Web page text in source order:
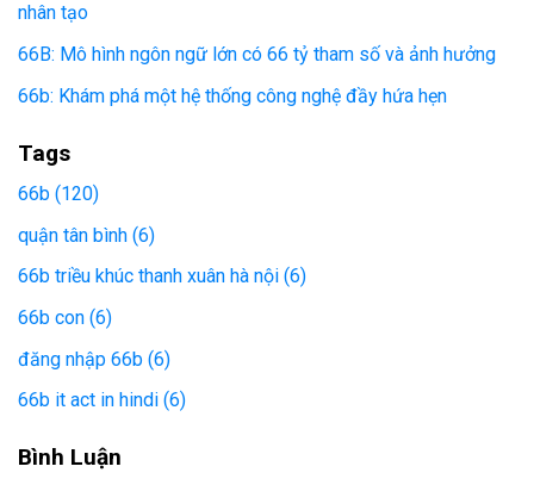
nhân tạo
66B: Mô hình ngôn ngữ lớn có 66 tỷ tham số và ảnh hưởng
66b: Khám phá một hệ thống công nghệ đầy hứa hẹn
Tags
66b (120)
quận tân bình (6)
66b triều khúc thanh xuân hà nội (6)
66b con (6)
đăng nhập 66b (6)
66b it act in hindi (6)
Bình Luận